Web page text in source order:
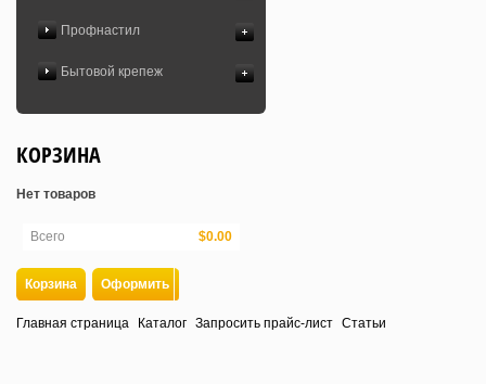
Профнастил
Бытовой крепеж
КОРЗИНА
Нет товаров
Всего $0.00
Корзина Оформить
Главная страница Каталог Запросить прайс-лист Статьи